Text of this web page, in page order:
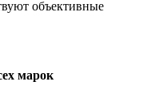
объективные
марок